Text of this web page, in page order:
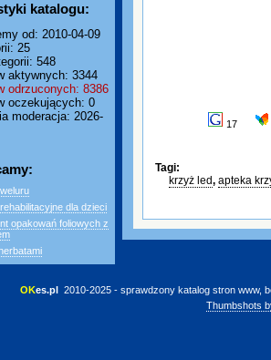
katalogu:
od: 2010-04-09
25
548
aktywnych: 3344
odrzuconych: 8386
oczekujących: 0
moderacja: 2026-
dla dzieci
opakowań foliowych z
17
Tagi:
krzyż led, apteka
OKes.pl 2010-2025 - sprawdzony katalog stron www,
Thumbshots